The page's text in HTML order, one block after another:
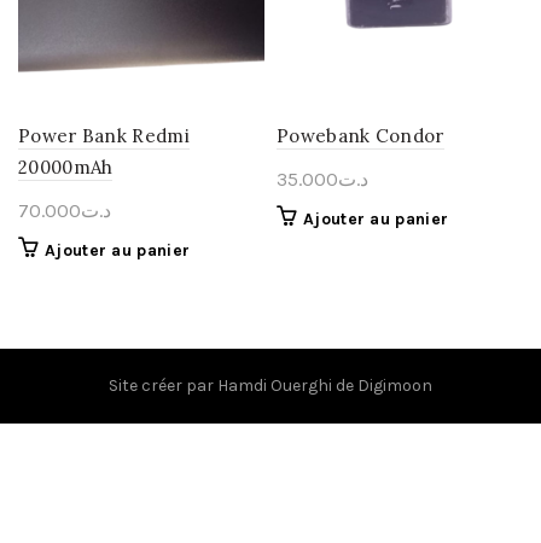
Power Bank Redmi
20000mAh
د.ت70.000
Ajouter au panier
Powebank Condor
د.ت35.000
Ajouter au panier
Site créer par Hamdi Ouerghi de Digimoon